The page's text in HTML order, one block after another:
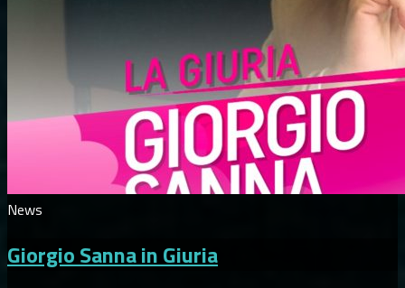
News
Giorgio Sanna in Giuria